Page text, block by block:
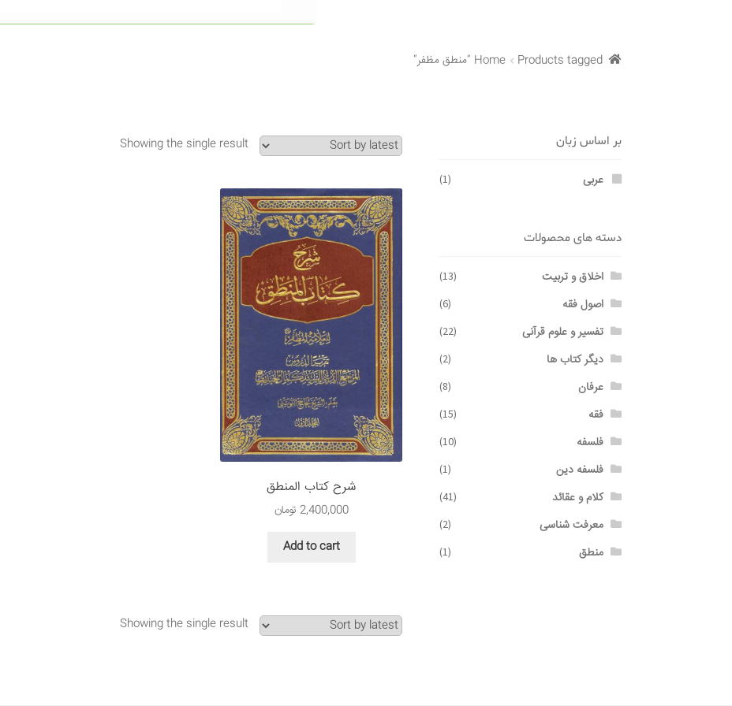
Home Products tagged “منطق مظفر”
Showing the single result
شرح کتاب المنطق
2,400,000 تومان
Add to cart
Showing the single result
بر اساس زبان
عربی (1)
دسته های محصولات
اخلاق و تربیت (13)
اصول فقه (6)
تفسیر و علوم قرآنی (22)
دیگر کتاب ها (2)
عرفان (8)
فقه (15)
فلسفه (10)
فلسفه دین (1)
کلام و عقائد (41)
معرفت شناسی (2)
منطق (1)